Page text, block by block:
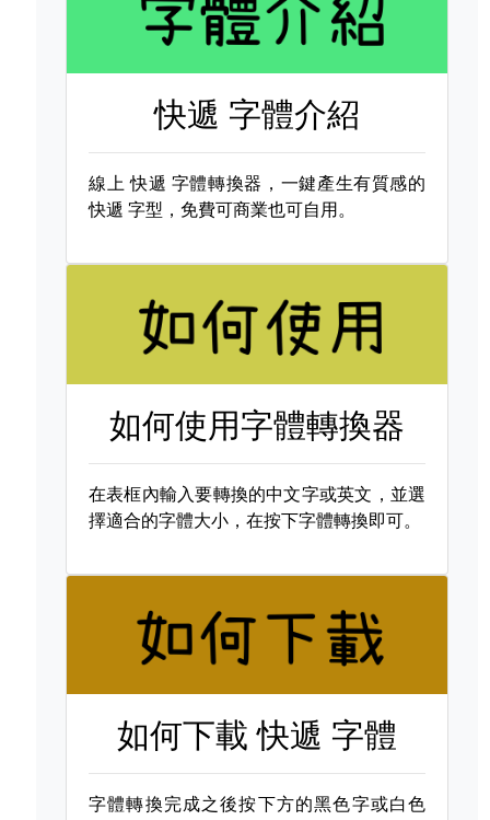
快遞 字體介紹
線上快遞 字體轉換器，一鍵產生有質感的
快遞 字型，免費可商業也可自用。
如何使用字體轉換器
在表框內輸入要轉換的中文字或英文，並選
擇適合的字體大小，在按下字體轉換即可。
如何下載快遞 字體
字體轉換完成之後按下方的黑色字或白色